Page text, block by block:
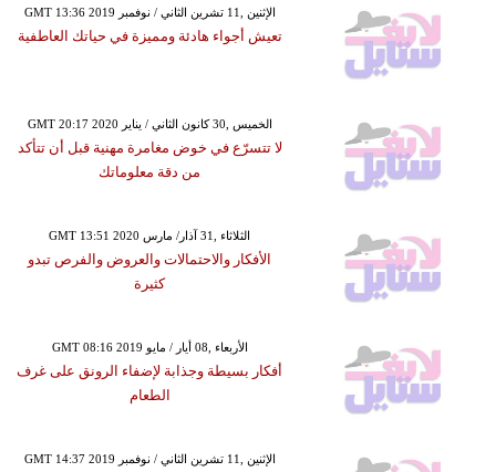
GMT 13:36 2019 الإثنين ,11 تشرين الثاني / نوفمبر
تعيش أجواء هادئة ومميزة في حياتك العاطفية
GMT 20:17 2020 الخميس ,30 كانون الثاني / يناير
لا تتسرّع في خوض مغامرة مهنية قبل أن تتأكد
من دقة معلوماتك
GMT 13:51 2020 الثلاثاء ,31 آذار/ مارس
الأفكار والاحتمالات والعروض والفرص تبدو
كثيرة
GMT 08:16 2019 الأربعاء ,08 أيار / مايو
أفكار بسيطة وجذابة لإضفاء الرونق على غرف
الطعام
GMT 14:37 2019 الإثنين ,11 تشرين الثاني / نوفمبر